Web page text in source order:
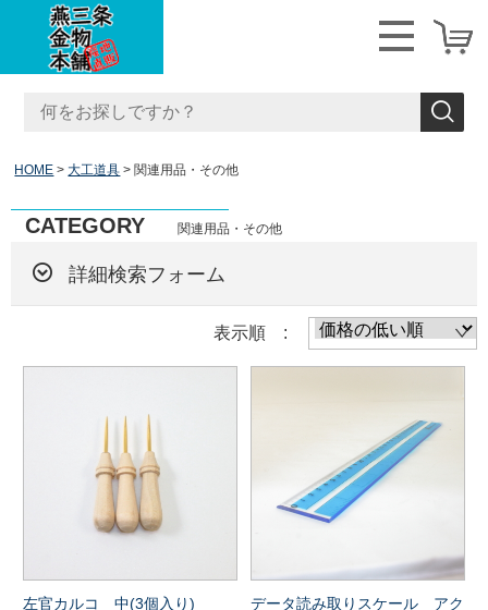
HOME 大工道具 関連用品・その他
CATEGORY 関連用品・その他
詳細検索フォーム
表示順 :
左官カルコ 中(3個入り)
データ読み取りスケール アク